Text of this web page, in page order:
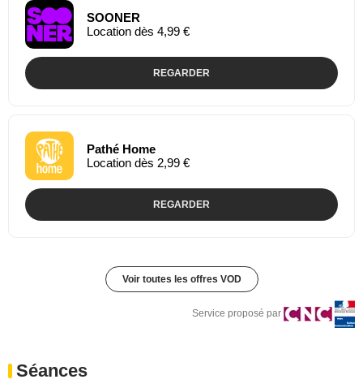
SOONER
Location dès 4,99 €
REGARDER
Pathé Home
Location dès 2,99 €
REGARDER
Voir toutes les offres VOD
Service proposé par
Séances